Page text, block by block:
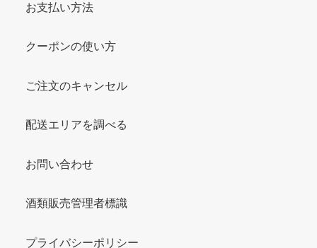
お支払い方法
クーポンの使い方
ご注文のキャンセル
配送エリアを調べる
お問い合わせ
酒類販売管理者標識
プライバシーポリシー